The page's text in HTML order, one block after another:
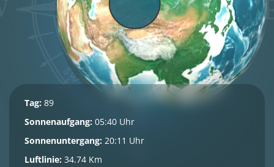
Tag: 89
Sonnenaufgang: 05:40 Uhr
Sonnenuntergang: 20:11 Uhr
Luftlinie: 34.74 Km